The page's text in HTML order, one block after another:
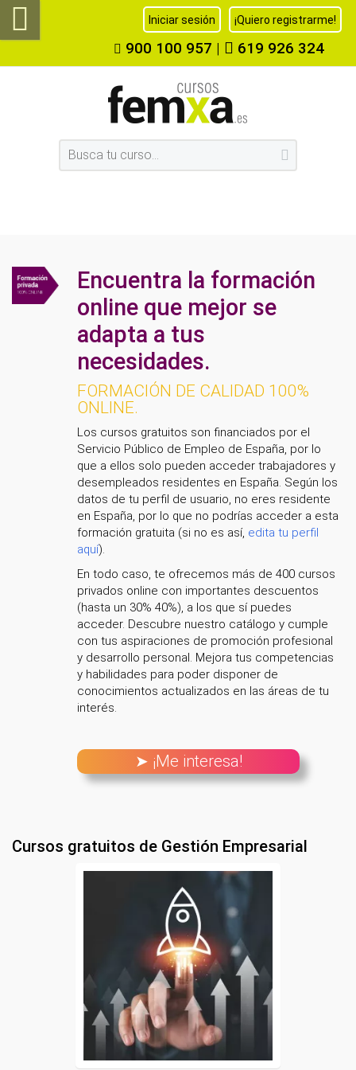
Iniciar sesión ¡Quiero registrarme!
900 100 957 | 619 926 324
Encuentra la formación
online que mejor se
adapta a tus
necesidades.
FORMACIÓN DE CALIDAD 100%
ONLINE.
Los cursos gratuitos son financiados por el
Servicio Público de Empleo de España, por lo
que a ellos solo pueden acceder trabajadores y
desempleados residentes en España. Según los
datos de tu perfil de usuario, no eres residente
en España, por lo que no podrías acceder a esta
formación gratuita (si no es así, edita tu perfil
aquí).
En todo caso, te ofrecemos más de 400 cursos
privados online con importantes descuentos
(hasta un 30% 40%), a los que sí puedes
acceder. Descubre nuestro catálogo y cumple
con tus aspiraciones de promoción profesional
y desarrollo personal. Mejora tus competencias
y habilidades para poder disponer de
conocimientos actualizados en las áreas de tu
interés.
➤ ¡Me interesa!
Cursos gratuitos de Gestión Empresarial